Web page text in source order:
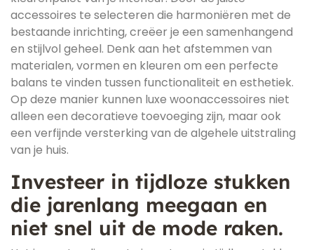
accessoires te selecteren die harmoniëren met de
bestaande inrichting, creëer je een samenhangend
en stijlvol geheel. Denk aan het afstemmen van
materialen, vormen en kleuren om een perfecte
balans te vinden tussen functionaliteit en esthetiek.
Op deze manier kunnen luxe woonaccessoires niet
alleen een decoratieve toevoeging zijn, maar ook
een verfijnde versterking van de algehele uitstraling
van je huis.
Investeer in tijdloze stukken
die jarenlang meegaan en
niet snel uit de mode raken.